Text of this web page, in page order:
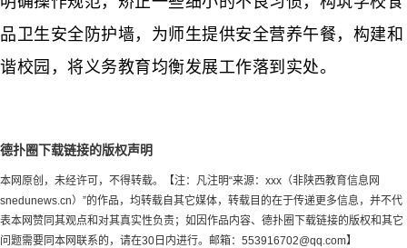
品卫生安全防护墙，为师生提供安全营养午餐，构建和
谐校园，将义务教育均衡发展工作落到实处。
德扑圈下载链接的版权声明
本网原创，未经许可，不得转载。【注：凡注明“来源：xxx（非陕西教育信息网
snedunews.cn）”的作品，均转载自其它媒体，转载目的在于传递更多信息，并不代
表本网赞同其观点和对其真实性负责；如因作品内容、德扑圈下载链接的版权和其它
问题需要同本网联系的，请在30日内进行。邮箱： 553916702@qq.com】